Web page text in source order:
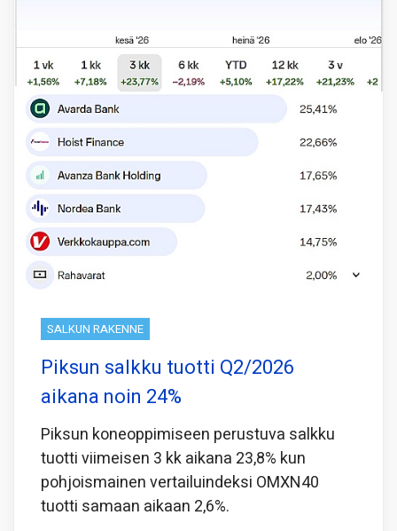
SALKUN RAKENNE
Piksun salkku tuotti Q2/2026
aikana noin 24%
Piksun koneoppimiseen perustuva salkku
tuotti viimeisen 3 kk aikana 23,8% kun
pohjoismainen vertailuindeksi OMXN40
tuotti samaan aikaan 2,6%.